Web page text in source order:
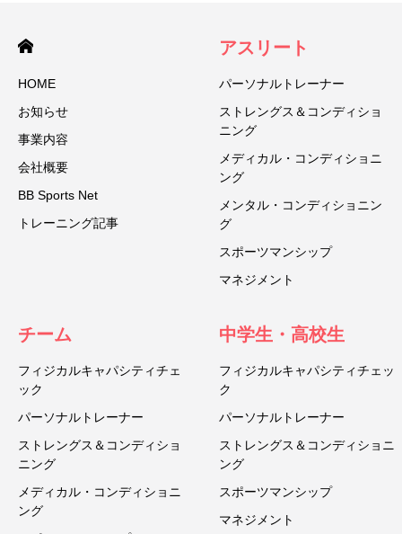
HOME
お知らせ
事業内容
会社概要
BB Sports Net
トレーニング記事
アスリート
パーソナルトレーナー
ストレングス＆コンディショ
ニング
メディカル・コンディショニ
ング
メンタル・コンディショニン
グ
スポーツマンシップ
マネジメント
チーム
フィジカルキャパシティチェ
ック
パーソナルトレーナー
ストレングス＆コンディショ
ニング
メディカル・コンディショニ
ング
中学生・高校生
フィジカルキャパシティチェッ
ク
パーソナルトレーナー
ストレングス＆コンディショニ
ング
スポーツマンシップ
マネジメント